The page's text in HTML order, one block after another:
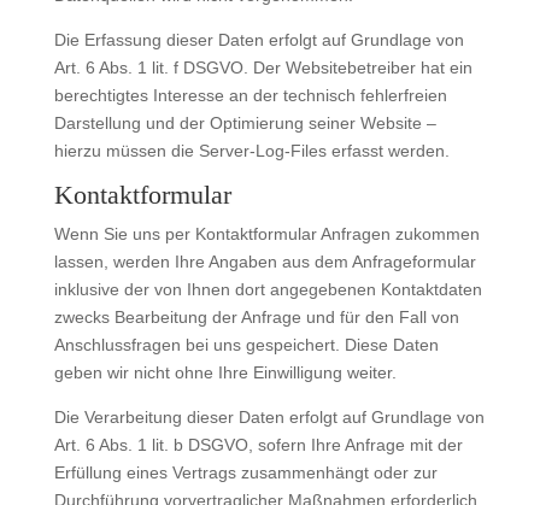
Die Erfassung dieser Daten erfolgt auf Grundlage von
Art. 6 Abs. 1 lit. f DSGVO. Der Websitebetreiber hat ein
berechtigtes Interesse an der technisch fehlerfreien
Darstellung und der Optimierung seiner Website –
hierzu müssen die Server-Log-Files erfasst werden.
Kontaktformular
Wenn Sie uns per Kontaktformular Anfragen zukommen
lassen, werden Ihre Angaben aus dem Anfrageformular
inklusive der von Ihnen dort angegebenen Kontaktdaten
zwecks Bearbeitung der Anfrage und für den Fall von
Anschlussfragen bei uns gespeichert. Diese Daten
geben wir nicht ohne Ihre Einwilligung weiter.
Die Verarbeitung dieser Daten erfolgt auf Grundlage von
Art. 6 Abs. 1 lit. b DSGVO, sofern Ihre Anfrage mit der
Erfüllung eines Vertrags zusammenhängt oder zur
Durchführung vorvertraglicher Maßnahmen erforderlich